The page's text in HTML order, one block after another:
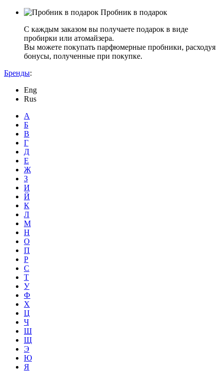
Пробник в подарок
С каждым заказом вы получаете подарок в виде
пробирки или атомайзера.
Вы можете покупать парфюмерные пробники, расходуя
бонусы, полученные при покупке.
Бренды:
Eng
Rus
А
Б
В
Г
Д
Е
Ж
З
И
Й
К
Л
М
Н
О
П
Р
С
Т
У
Ф
Х
Ц
Ч
Ш
Щ
Э
Ю
Я